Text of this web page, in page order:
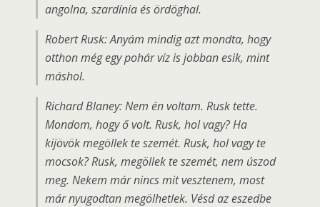
angolna, szardínia és ördöghal.
Robert Rusk: Anyám mindig azt mondta, hogy
otthon még egy pohár víz is jobban esik, mint
máshol.
Richard Blaney: Nem én voltam. Rusk tette.
Mondom, hogy ő volt. Rusk, hol vagy? Ha
kijövök megöllek te szemét. Rusk, hol vagy te
mocsok? Rusk, megöllek te szemét, nem úszod
meg. Nekem már nincs mit vesztenem, most
már nyugodtan megölhetlek. Vésd az eszedbe